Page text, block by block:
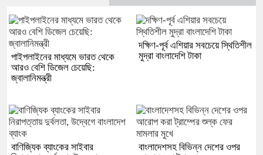
পাইপলাইনের মাধ্যমে ভারত থেকে
আরও বেশি ডিজেল চেয়েছি:
জ্বালানিমন্ত্রী
দক্ষিণ-পূর্ব এশিয়ার সবচেয়ে স্থিতিশীল
মুদ্রা বাংলাদেশি টাকা
বাণিজ্যিক ব্যাংকের সাইবার
বাংলাদেশসহ বিভিন্ন দেশের ওপর